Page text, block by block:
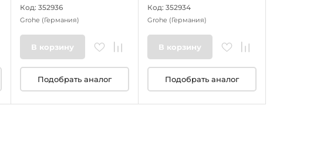
Код: 352936
Grohe (Германия)
В корзину
Подобрать аналог
Код: 352934
Grohe (Германия)
В корзину
Подобрать аналог